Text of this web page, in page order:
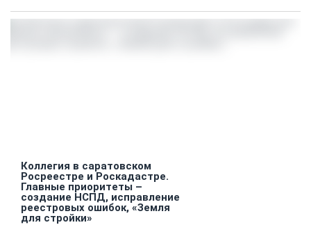
Коллегия в саратовском
Росреестре и Роскадастре.
Главные приоритеты –
создание НСПД, исправление
реестровых ошибок, «Земля
для стройки»